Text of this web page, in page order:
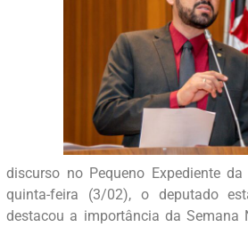
discurso no Pequeno Expediente
quinta-feira (3/02), o deputado
destacou a importância da Semana